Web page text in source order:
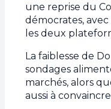
une reprise du
démocrates,
les deux
La faiblesse de
sondages
marchés, alors
aussi à